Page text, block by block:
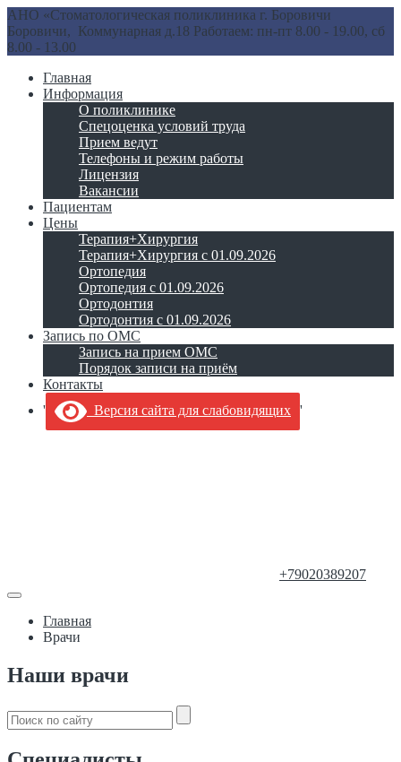
АНО «Стоматологическая поликлиника г. Боровичи
Боровичи, Коммунарная д.18 Работаем: пн-пт 8.00 - 19.00, сб
8.00 - 13.00
Главная
Информация
О поликлинике
Спецоценка условий труда
Прием ведут
Телефоны и режим работы
Лицензия
Вакансии
Пациентам
Цены
Терапия+Хирургия
Терапия+Хирургия с 01.09.2026
Ортопедия
Ортопедия с 01.09.2026
Ортодонтия
Ортодонтия с 01.09.2026
Запись по ОМС
Запись на прием ОМС
Порядок записи на приём
Контакты
'
Версия сайта для слабовидящих '
+79020389207
Главная
Врачи
Наши врачи